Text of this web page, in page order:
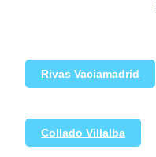
Rivas Vaciamadrid
Collado Villalba